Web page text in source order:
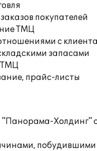
покупателей
ТМЦ
с
запасами
ТМЦ
прайс-листы
Холдинг"
побудившими